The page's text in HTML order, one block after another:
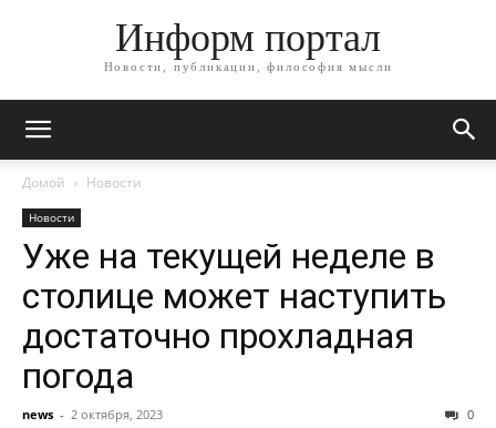
Информ портал
Новости, публикации, философия мысли
Домой Новости
Новости
Уже на текущей неделе в
столице может наступить
достаточно прохладная
погода
news - 2 октября, 2023 0